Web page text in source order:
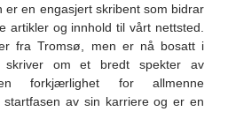
er en engasjert skribent som bidrar
artikler og innhold til vårt nettsted.
fra Tromsø, men er nå bosatt i
skriver om et bredt spekter av
forkjærlighet for allmenne
startfasen av sin karriere og er en